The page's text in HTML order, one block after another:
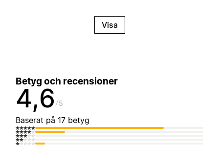
Visa
Betyg och recensioner
4,6 5
Baserat på 17 betyg